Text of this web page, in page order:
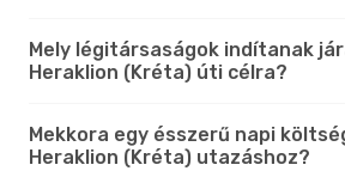
Mely légitársaságok indítanak
Heraklion (Kréta) úti célra?
Mekkora egy ésszerű napi
Heraklion (Kréta) utazáshoz?